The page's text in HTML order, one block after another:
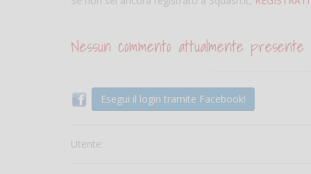
Nessun commento attualmente presente
Esegui il login tramite Facebook!
Utente: